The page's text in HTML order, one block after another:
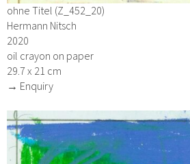
ohne Titel (Z_452_20)
Hermann Nitsch
2020
oil crayon on paper
29.7 x 21 cm
→ Enquiry